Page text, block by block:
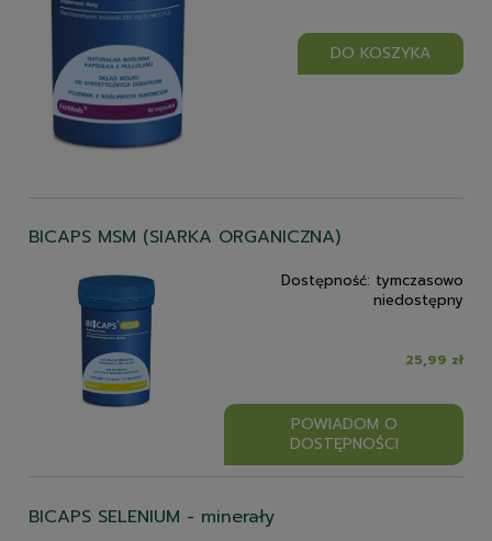
DO KOSZYKA
BICAPS MSM (SIARKA ORGANICZNA)
Dostępność: tymczasowo
niedostępny
25,99 zł
POWIADOM O
DOSTĘPNOŚCI
BICAPS SELENIUM - minerały